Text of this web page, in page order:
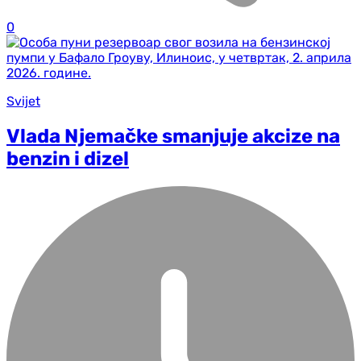
0
Svijet
Vlada Njemačke smanjuje akcize na
benzin i dizel